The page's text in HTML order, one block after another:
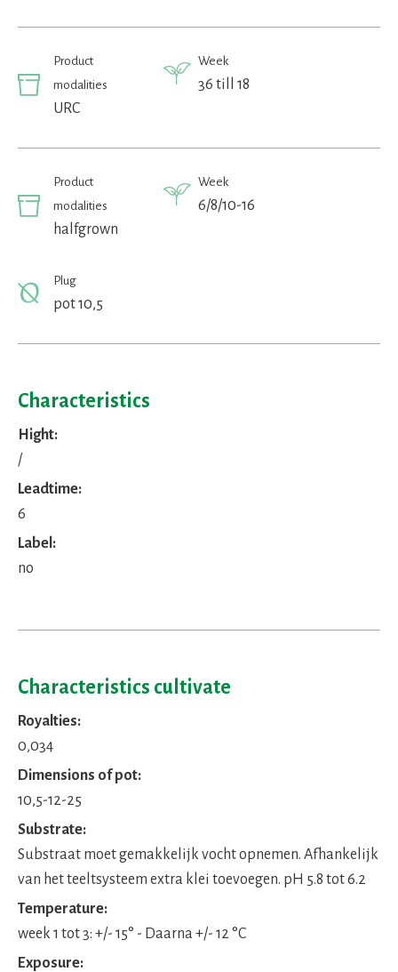
Product
modalities
URC
Week
36 till 18
Product
modalities
halfgrown
Week
6/8/10-16
Plug
pot 10,5
Characteristics
Hight:
/
Leadtime:
6
Label:
no
Characteristics cultivate
Royalties:
0,034
Dimensions of pot:
10,5-12-25
Substrate:
Substraat moet gemakkelijk vocht opnemen. Afhankelijk
van het teeltsysteem extra klei toevoegen. pH 5.8 tot 6.2
Temperature:
week 1 tot 3: +/- 15° - Daarna +/- 12 °C
Exposure: